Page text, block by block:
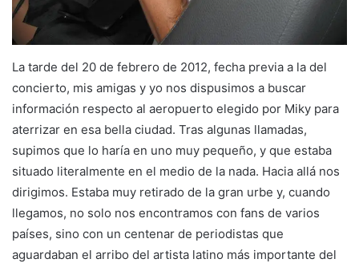
La tarde del 20 de febrero de 2012, fecha previa a la del
concierto, mis amigas y yo nos dispusimos a buscar
información respecto al aeropuerto elegido por Miky para
aterrizar en esa bella ciudad. Tras algunas llamadas,
supimos que lo haría en uno muy pequeño, y que estaba
situado literalmente en el medio de la nada. Hacia allá nos
dirigimos. Estaba muy retirado de la gran urbe y, cuando
llegamos, no solo nos encontramos con fans de varios
países, sino con un centenar de periodistas que
aguardaban el arribo del artista latino más importante del